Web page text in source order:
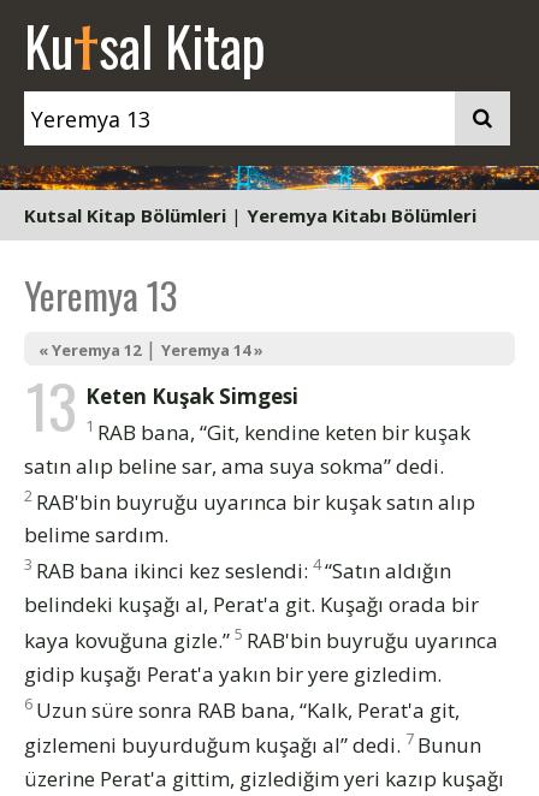
Kutsal Kitap
Kutsal Kitap Bölümleri | Yeremya Kitabı Bölümleri
Yeremya 13
« Yeremya 12| Yeremya 14 »
13 Keten Kuşak Simgesi
1 RAB bana, “Git, kendine keten bir kuşak
satın alıp beline sar, ama suya sokma” dedi.
2 RAB'bin buyruğu uyarınca bir kuşak satın alıp
belime sardım.
3 RAB bana ikinci kez seslendi: 4“Satın aldığın
belindeki kuşağı al, Perat'a git. Kuşağı orada bir
kaya kovuğuna gizle.” 5 RAB'bin buyruğu uyarınca
gidip kuşağı Perat'a yakın bir yere gizledim.
6 Uzun süre sonra RAB bana, “Kalk, Perat'a git,
gizlemeni buyurduğum kuşağı al” dedi. 7 Bunun
üzerine Perat'a gittim, gizlediğim yeri kazıp kuşağı